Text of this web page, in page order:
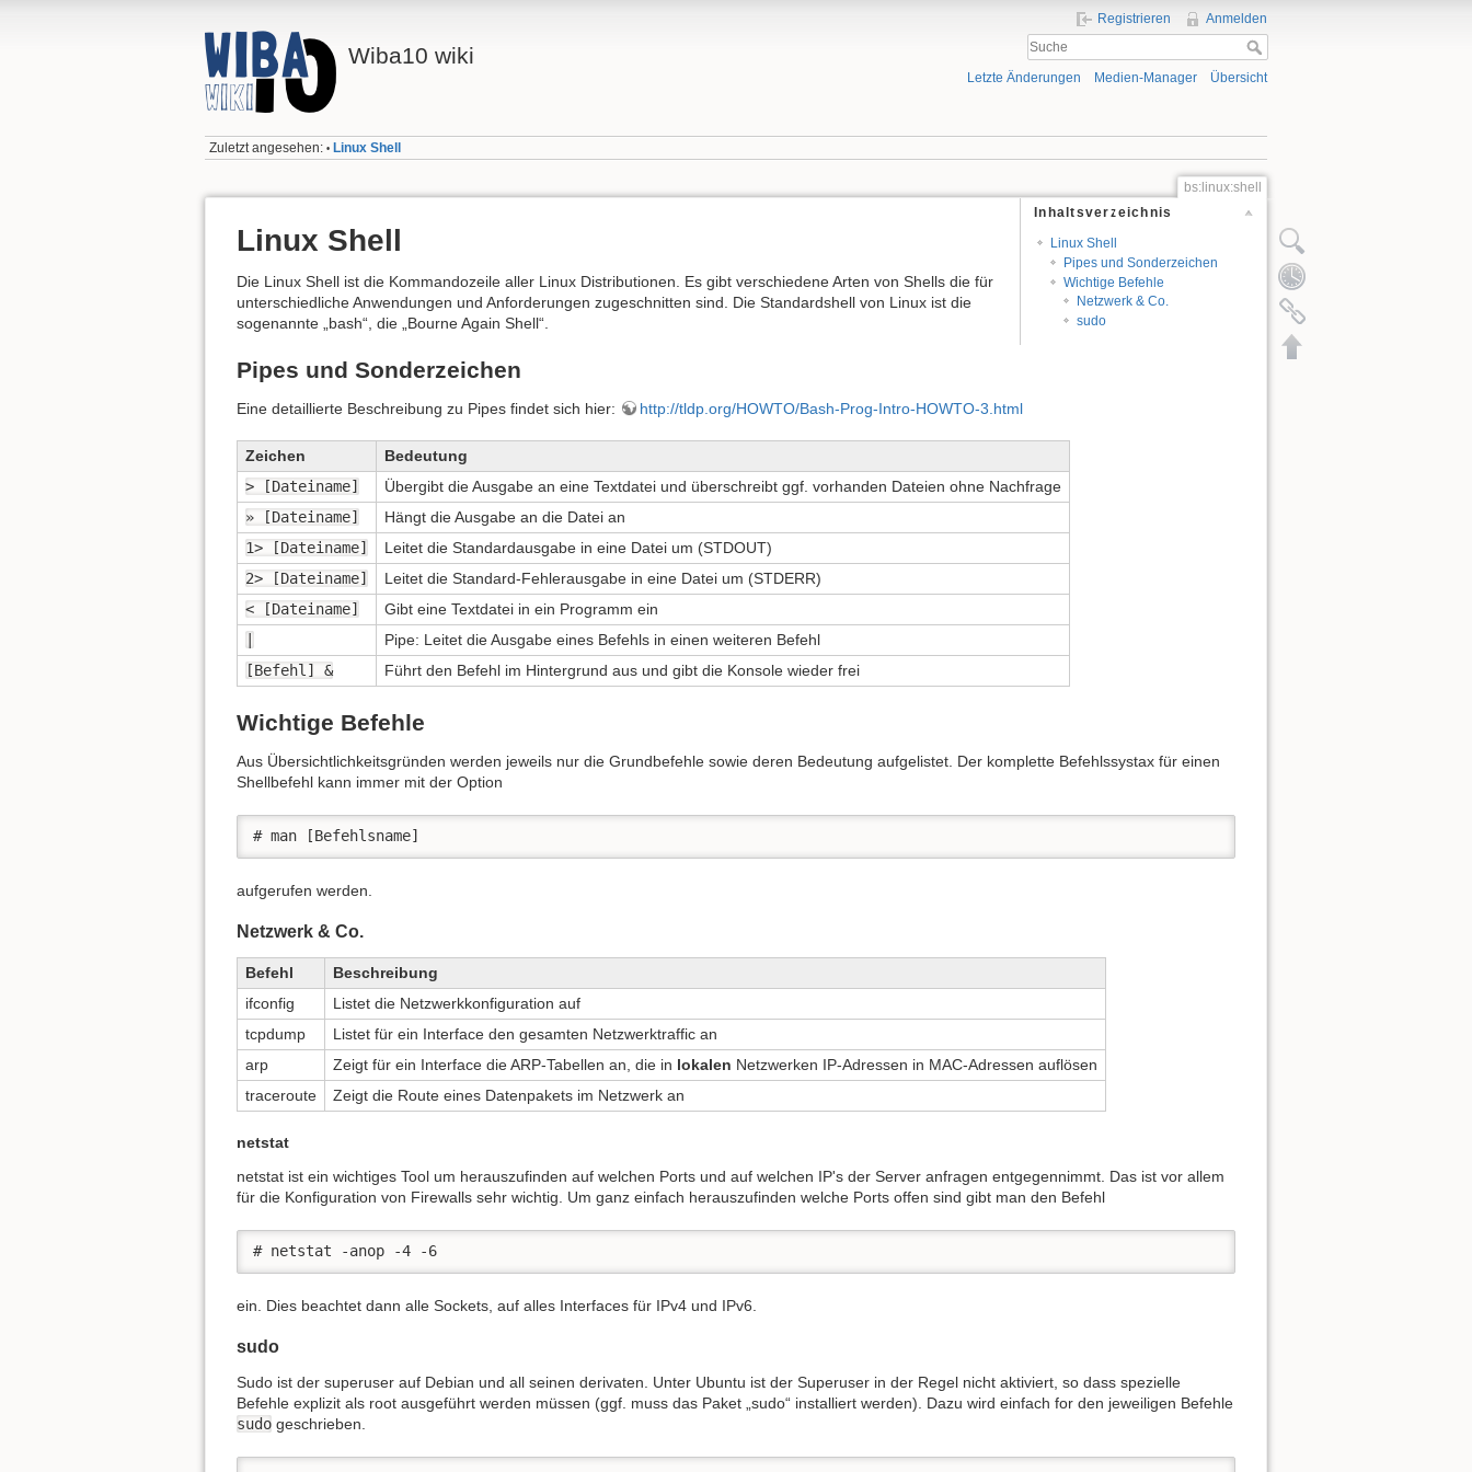
Wiba10 wiki
Registrieren Anmelden
Letzte Änderungen Medien-Manager Übersicht
Zuletzt angesehen: • Linux Shell
bs:linux:shell
Inhaltsverzeichnis
Linux Shell
Pipes und Sonderzeichen
Wichtige Befehle
Netzwerk & Co.
sudo
Linux Shell
Die Linux Shell ist die Kommandozeile aller Linux Distributionen. Es gibt verschiedene Arten von Shells die für
unterschiedliche Anwendungen und Anforderungen zugeschnitten sind. Die Standardshell von Linux ist die
sogenannte „bash“, die „Bourne Again Shell“.
Pipes und Sonderzeichen
Eine detaillierte Beschreibung zu Pipes findet sich hier: http://tldp.org/HOWTO/Bash-Prog-Intro-HOWTO-3.html
Zeichen
Bedeutung
> [Dateiname]
Übergibt die Ausgabe an eine Textdatei und überschreibt ggf. vorhanden Dateien ohne Nachfrage
» [Dateiname]
Hängt die Ausgabe an die Datei an
1> [Dateiname]
Leitet die Standardausgabe in eine Datei um (STDOUT)
2> [Dateiname]
Leitet die Standard-Fehlerausgabe in eine Datei um (STDERR)
< [Dateiname]
Gibt eine Textdatei in ein Programm ein
Pipe: Leitet die Ausgabe eines Befehls in einen weiteren Befehl
[Befehl] &
Führt den Befehl im Hintergrund aus und gibt die Konsole wieder frei
Wichtige Befehle
Aus Übersichtlichkeitsgründen werden jeweils nur die Grundbefehle sowie deren Bedeutung aufgelistet. Der komplette Befehlssystax für einen
Shellbefehl kann immer mit der Option
# man [Befehlsname]
aufgerufen werden.
Netzwerk & Co.
Befehl
Beschreibung
ifconfig
Listet die Netzwerkkonfiguration auf
tcpdump
Listet für ein Interface den gesamten Netzwerktraffic an
arp
Zeigt für ein Interface die ARP-Tabellen an, die in lokalen Netzwerken IP-Adressen in MAC-Adressen auflösen
traceroute
Zeigt die Route eines Datenpakets im Netzwerk an
netstat
netstat ist ein wichtiges Tool um herauszufinden auf welchen Ports und auf welchen IP's der Server anfragen entgegennimmt. Das ist vor allem
für die Konfiguration von Firewalls sehr wichtig. Um ganz einfach herauszufinden welche Ports offen sind gibt man den Befehl
# netstat -anop -4 -6
ein. Dies beachtet dann alle Sockets, auf alles Interfaces für IPv4 und IPv6.
sudo
Sudo ist der superuser auf Debian und all seinen derivaten. Unter Ubuntu ist der Superuser in der Regel nicht aktiviert, so dass spezielle
Befehle explizit als root ausgeführt werden müssen (ggf. muss das Paket „sudo“ installiert werden). Dazu wird einfach for den jeweiligen Befehle
sudo geschrieben.